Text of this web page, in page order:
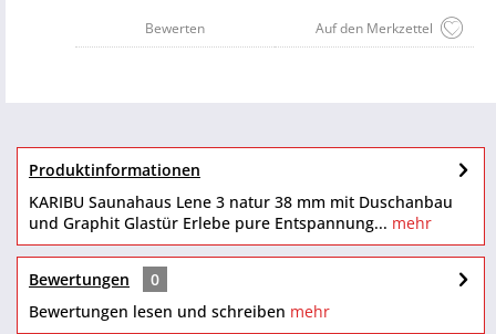
Auf den Merkzettel
Bewerten
Produktinformationen
KARIBU Saunahaus Lene 3 natur 38 mm mit Duschanbau
und Graphit Glastür Erlebe pure Entspannung... mehr
Bewertungen
0
Bewertungen lesen und schreiben mehr